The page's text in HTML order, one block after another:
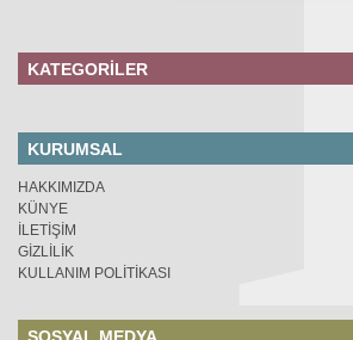
KATEGORILER
KURUMSAL
HAKKIMIZDA
KÜNYE
İLETİŞİM
GİZLİLİK
KULLANIM POLİTİKASI